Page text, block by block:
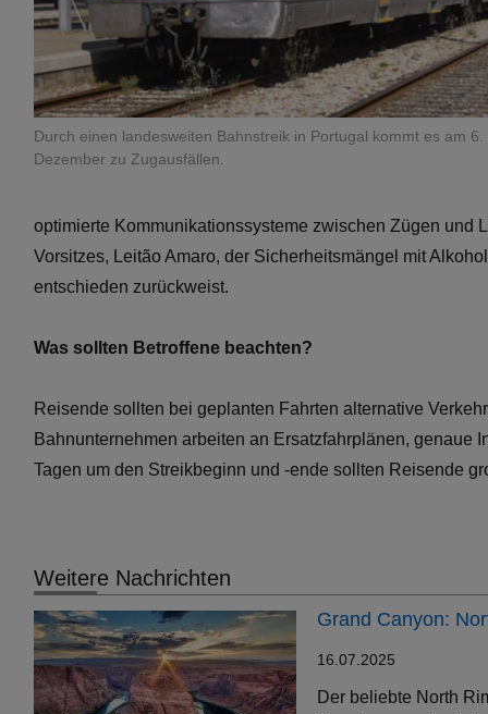
Durch einen landesweiten Bahnstreik in Portugal kommt es am 6.
Dezember zu Zugausfällen.
optimierte Kommunikationssysteme zwischen Zügen und
Vorsitzes, Leitão Amaro, der Sicherheitsmängel mit
entschieden zurückweist.
Was sollten Betroffene beachten?
Reisende sollten bei geplanten Fahrten alternative
Bahnunternehmen arbeiten an Ersatzfahrplänen, genaue
Tagen um den Streikbeginn und -ende sollten Reisende
Weitere Nachrichten
Grand Canyon:
16.07.2025
Der beliebte North